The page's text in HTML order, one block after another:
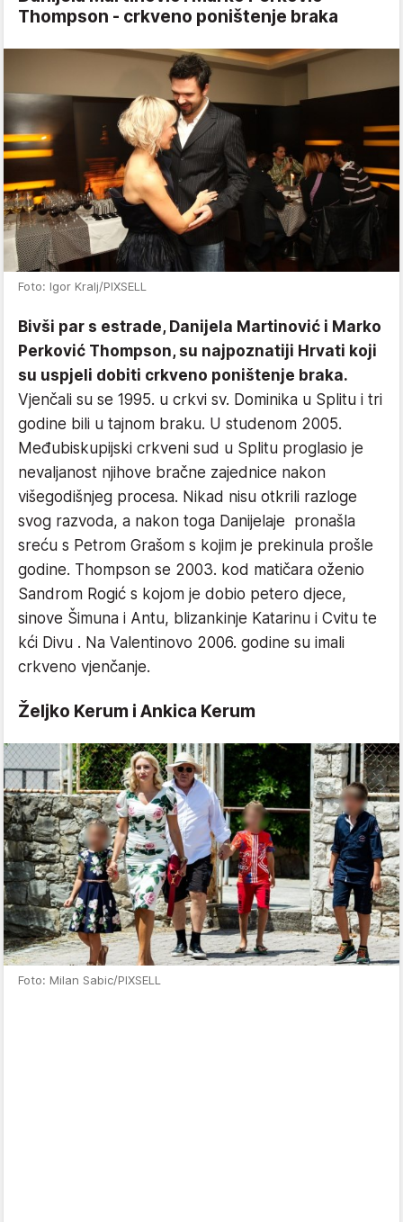
Thompson - crkveno poništenje braka
Foto: Igor Kralj/PIXSELL
Bivši par s estrade, Danijela Martinović i Marko
Perković Thompson, su najpoznatiji Hrvati koji
su uspjeli dobiti crkveno poništenje braka.
Vjenčali su se 1995. u crkvi sv. Dominika u Splitu i tri
godine bili u tajnom braku. U studenom 2005.
Međubiskupijski crkveni sud u Splitu proglasio je
nevaljanost njihove bračne zajednice nakon
višegodišnjeg procesa. Nikad nisu otkrili razloge
svog razvoda, a nakon toga Danijelaje pronašla
sreću s Petrom Grašom s kojim je prekinula prošle
godine. Thompson se 2003. kod matičara oženio
Sandrom Rogić s kojom je dobio petero djece,
sinove Šimuna i Antu, blizankinje Katarinu i Cvitu te
kći Divu . Na Valentinovo 2006. godine su imali
crkveno vjenčanje.
Željko Kerum i Ankica Kerum
Foto: Milan Sabic/PIXSELL